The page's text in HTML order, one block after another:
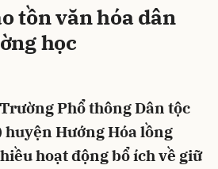
tồn văn hóa dân
học
Phổ thông Dân tộc
Hướng Hóa lồng
hoạt động bổ ích về giữ
Hủy Gửi